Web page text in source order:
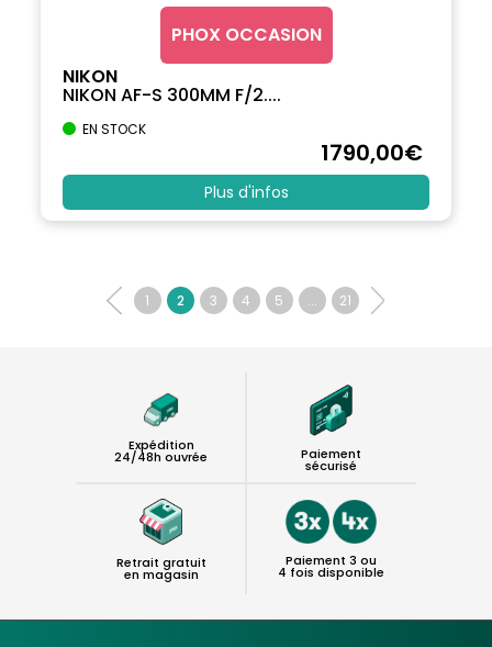
PHOX OCCASION
NIKON
NIKON AF-S 300MM F/2....
EN STOCK
1790,00€
Plus d'infos
1 2 3 4 5 ... 21
Expédition
24/48h ouvrée Paiement
sécurisé
Retrait gratuit
en magasin
Paiement 3 ou
4 fois disponible